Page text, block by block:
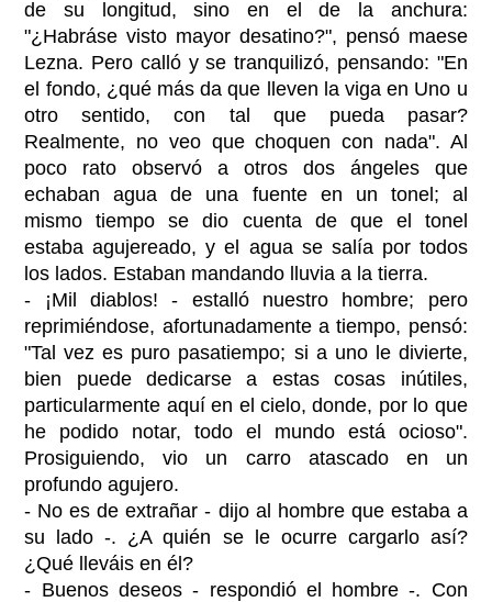
de su longitud, sino en el de la anchura:
"¿Habráse visto mayor desatino?", pensó maese
Lezna. Pero calló y se tranquilizó, pensando: "En
el fondo, ¿qué más da que lleven la viga en Uno u
otro sentido, con tal que pueda pasar?
Realmente, no veo que choquen con nada". Al
poco rato observó a otros dos ángeles que
echaban agua de una fuente en un tonel; al
mismo tiempo se dio cuenta de que el tonel
estaba agujereado, y el agua se salía por todos
los lados. Estaban mandando lluvia a la tierra.
- ¡Mil diablos! - estalló nuestro hombre; pero
reprimiéndose, afortunadamente a tiempo, pensó:
"Tal vez es puro pasatiempo; si a uno le divierte,
bien puede dedicarse a estas cosas inútiles,
particularmente aquí en el cielo, donde, por lo que
he podido notar, todo el mundo está ocioso".
Prosiguiendo, vio un carro atascado en un
profundo agujero.
- No es de extrañar - dijo al hombre que estaba a
su lado -. ¿A quién se le ocurre cargarlo así?
¿Qué lleváis en él?
- Buenos deseos - respondió el hombre -. Con